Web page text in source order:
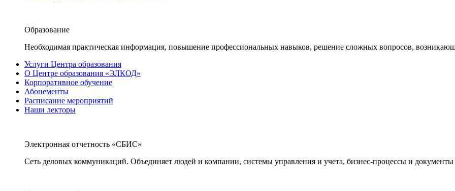
Образование
Необходимая практическая информация, повышение профессиональных навыков, решение сложных вопросов,
Услуги Центра образования
О Центре образования «ЭЛКОД»
Корпоративное обучение
Абонементы
Расписание мероприятий
Наши лекторы
Электронная отчетность «СБИС»
Сеть деловых коммуникаций. Объединяет людей и компании, системы управления и учета, бизнес-процессы и документы